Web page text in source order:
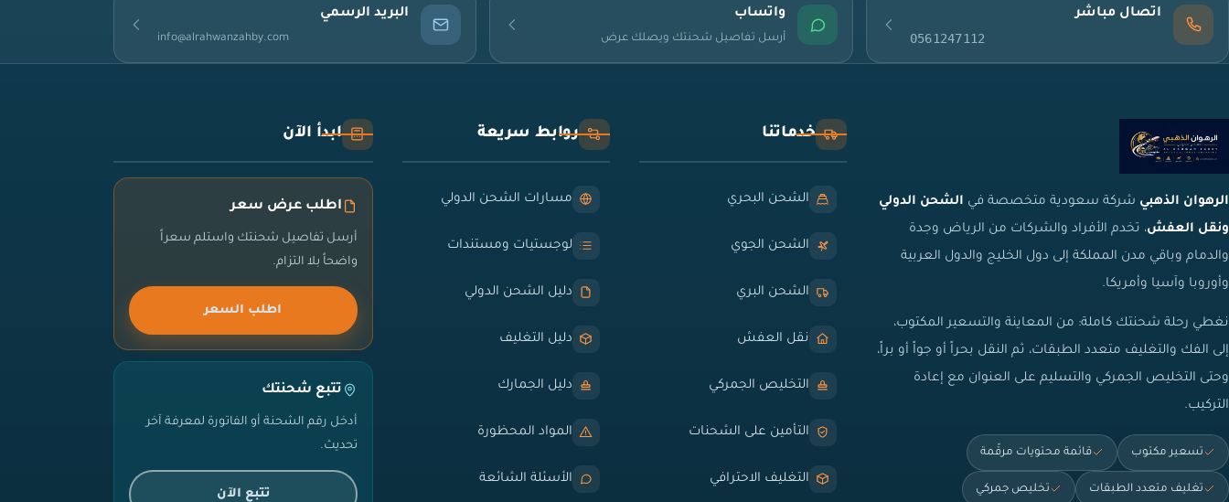
اتصال مباشر
0561247112
واتساب
أرسل تفاصيل شحنتك ويصلك عرض
البريد الرسمي
info@alrahwanzahby.com
الرهوان الذهبي شركة سعودية متخصصة في الشحن الدولي
ونقل العفش، تخدم الأفراد والشركات من الرياض وجدة
والدمام وباقي مدن المملكة إلى دول الخليج والدول العربية
وأوروبا وآسيا وأمريكا.
نغطي رحلة شحنتك كاملة: من المعاينة والتسعير المكتوب،
إلى الفك والتغليف متعدد الطبقات، ثم النقل بحراً أو جواً أو براً،
وحتى التخليص الجمركي والتسليم على العنوان مع إعادة
التركيب.
تسعير مكتوب قائمة محتويات مرقّمة
تغليف متعدد الطبقات تخليص جمركي
خدماتنا
الشحن البحري
الشحن الجوي
الشحن البري
نقل العفش
التخليص الجمركي
التأمين على الشحنات
التغليف الاحترافي
روابط سريعة
مسارات الشحن الدولي
لوجستيات ومستندات
دليل الشحن الدولي
دليل التغليف
دليل الجمارك
المواد المحظورة
الأسئلة الشائعة
ابدأ الآن
اطلب عرض سعر
أرسل تفاصيل شحنتك واستلم سعراً
واضحاً بلا التزام.
اطلب السعر
تتبع شحنتك
أدخل رقم الشحنة أو الفاتورة لمعرفة آخر
تحديث.
تتبع الآن